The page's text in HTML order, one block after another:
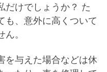
だけでしょうか？ た
も、意外に高くついて
。
を与えた場合などは休